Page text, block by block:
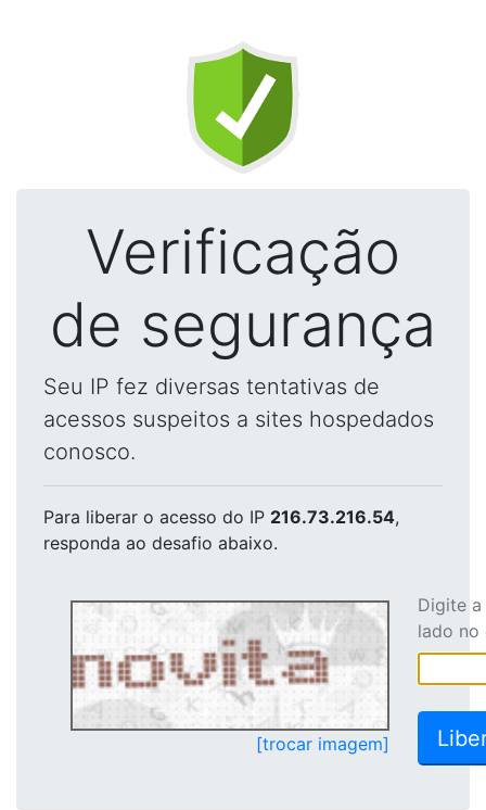
Verificação
de segurança
Seu IP fez diversas tentativas de
acessos suspeitos a sites hospedados
conosco.
Para liberar o acesso do IP 216.73.216.54,
responda ao desafio abaixo.
[trocar imagem]
Digite
lado no